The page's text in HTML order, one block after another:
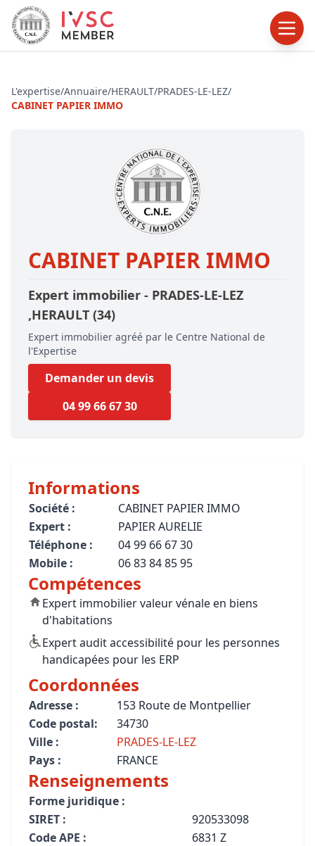
L'expertise/Annuaire/HERAULT/PRADES-LE-LEZ/
CABINET PAPIER IMMO
CABINET PAPIER IMMO
Expert immobilier - PRADES-LE-LEZ
,HERAULT (34)
Expert immobilier agréé par le Centre National de
l'Expertise
Demander un devis
04 99 66 67 30
Informations
Société :
CABINET PAPIER IMMO
Expert :
PAPIER AURELIE
Téléphone :
04 99 66 67 30
Mobile :
06 83 84 85 95
Compétences
Expert immobilier valeur vénale en biens
d'habitations
Expert audit accessibilité pour les personnes
handicapées pour les ERP
Coordonnées
Adresse :
153 Route de Montpellier
Code postal:
34730
Ville :
PRADES-LE-LEZ
Pays :
FRANCE
Renseignements
Forme juridique :
SIRET :
920533098
Code APE :
6831 Z